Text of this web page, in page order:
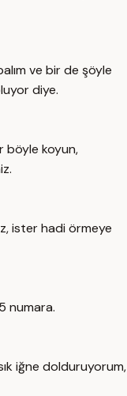
ve bir de şöyle
diye.
böyle koyun,
ister hadi örmeye
numara.
iğne dolduruyorum,